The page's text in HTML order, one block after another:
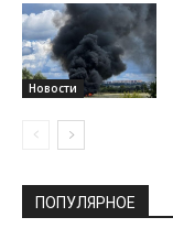
Новости
ПОПУЛЯРНОЕ